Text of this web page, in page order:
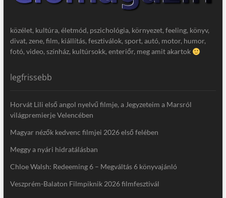
közélet, kultúra, életmód, pszichológia, környezet, feeling, könyv,
divat, zene, film, kiállítás, fesztiválok, sport, autó, motor, humor,
fotó, video, színház, kultúrsokk, enteriőr, meg amit akartok
legfrissebb
Horvát Lili első angol nyelvű filmje, a Jegyzeteim a Marsról
világpremierje Velencében
Magyar nézők kedvenc filmjei 2026 első felében
Meggy a nyári hidratálásban
Chloe Walsh: Redeeming 6 – Megváltás 6 könyvajánló
Veszprém-Balaton Filmpiknik 2026 filmfesztivál